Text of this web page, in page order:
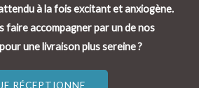
à la fois excitant et anxiogène.
faire accompagner par un de nos
une livraison plus sereine ?
JE RÉCEPTIONNE